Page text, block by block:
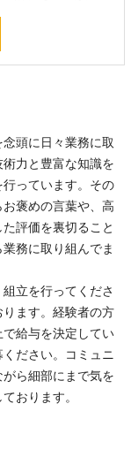
頭に日々業務に取
力と豊富な知識を
っています。その
褒めの言葉や、高
評価を裏切ること
務に取り組んでま
立を行ってくださ
ます。経験者の方
給与を決定してい
ださい。コミュニ
ら細部にまで気を
おります。